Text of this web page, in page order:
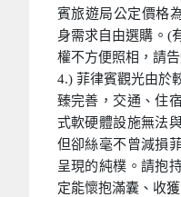
賓旅遊局公定價格
身需求自由選購。(
權不方便照相，請
4.) 菲律賓觀光由於
臻完善，交通、住
式軟硬體設施無法
但卻絲毫不曾減損
呈現的純樸。請抱
定能懷抱滿囊、收